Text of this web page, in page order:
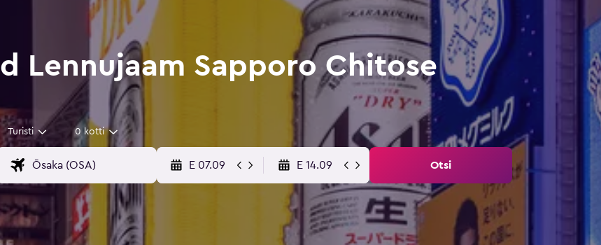
Lennujaam Sapporo Chitose
Turisti 0 kotti
E 07.09 E 14.09 Otsi